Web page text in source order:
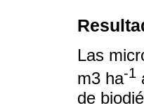
Las
m3 ha-1
de